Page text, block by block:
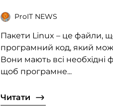
ProIT NEWS
Пакети Linux – це файли,
програмний код, який
Вони мають всі необхідні
щоб програмне...
Читати